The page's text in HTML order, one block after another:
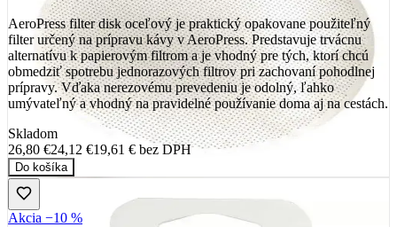
AeroPress filter disk oceľový je praktický opakovane použiteľný
filter určený na prípravu kávy v AeroPress. Predstavuje trvácnu
alternatívu k papierovým filtrom a je vhodný pre tých, ktorí chcú
obmedziť spotrebu jednorazových filtrov pri zachovaní pohodlnej
prípravy. Vďaka nerezovému prevedeniu je odolný, ľahko
umývateľný a vhodný na pravidelné používanie doma aj na cestách.
Skladom
26,80 €24,12 €19,61 € bez DPH
Do košíka
Akcia −10 %